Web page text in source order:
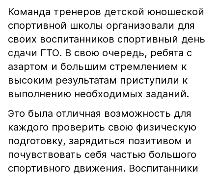
Команда тренеров детской юношеской
спортивной школы организовали для
своих воспитанников спортивный день
сдачи ГТО. В свою очередь, ребята с
азартом и большим стремлением к
высоким результатам приступили к
выполнению необходимых заданий.
Это была отличная возможность для
каждого проверить свою физическую
подготовку, зарядиться позитивом и
почувствовать себя частью большого
спортивного движения. Воспитанники